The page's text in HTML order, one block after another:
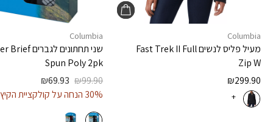
Columbia
מעיל פליס לנשיםFast Trek II Full
Zip W
₪299.90
+
Columbia
שני תחתונים לגבריםBrief
Spun Poly 2pk
₪99.90
₪69.93
30% הנחה על קולקציית הקיץ